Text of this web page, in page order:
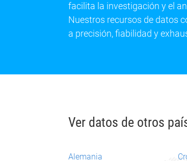
facilita la investigación y el
Nuestros recursos de datos
a precisión, fiabilidad y
Ver datos de otros
Alemania